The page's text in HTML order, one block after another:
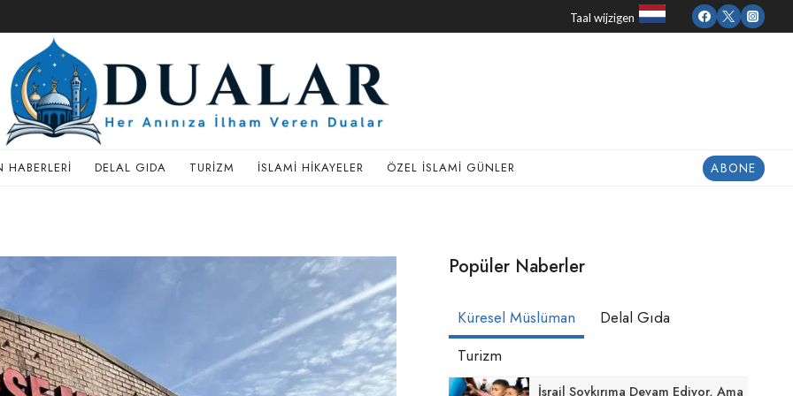
Taal wijzigen
HABERLERI DELAL GIDA TURIZM İSLAMI HIKAYELER ÖZEL İSLAMI GÜNLER ABONE
Popüler Naberler
Küresel Müslüman
Delal Gıda
Turizm
İsrail Soykırıma Devam Ediyor, Ama